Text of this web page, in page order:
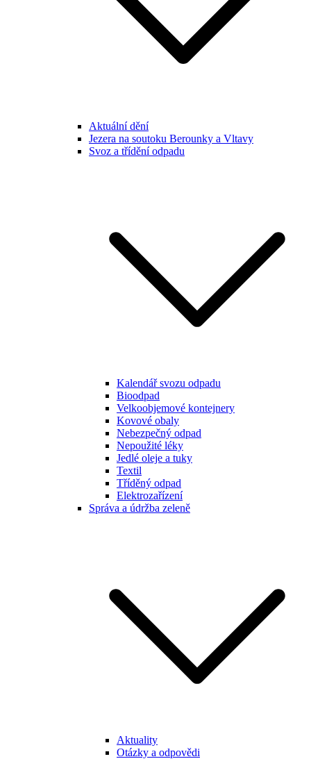
Aktuální dění
Jezera na soutoku Berounky a Vltavy
Svoz a třídění odpadu
Kalendář svozu odpadu
Bioodpad
Velkoobjemové kontejnery
Kovové obaly
Nebezpečný odpad
Nepoužité léky
Jedlé oleje a tuky
Textil
Tříděný odpad
Elektrozařízení
Správa a údržba zeleně
Aktuality
Otázky a odpovědi